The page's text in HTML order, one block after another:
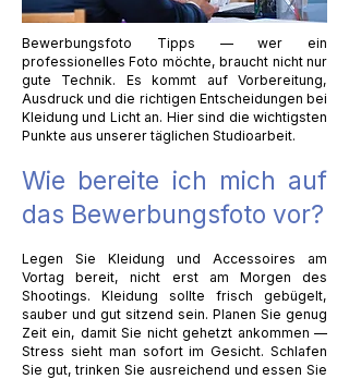
Bewerbungsfoto Tipps — wer ein
professionelles Foto möchte, braucht nicht nur
gute Technik. Es kommt auf Vorbereitung,
Ausdruck und die richtigen Entscheidungen bei
Kleidung und Licht an. Hier sind die wichtigsten
Punkte aus unserer täglichen Studioarbeit.
Wie bereite ich mich auf
das Bewerbungsfoto vor?
Legen Sie Kleidung und Accessoires am
Vortag bereit, nicht erst am Morgen des
Shootings. Kleidung sollte frisch gebügelt,
sauber und gut sitzend sein. Planen Sie genug
Zeit ein, damit Sie nicht gehetzt ankommen —
Stress sieht man sofort im Gesicht. Schlafen
Sie gut, trinken Sie ausreichend und essen Sie